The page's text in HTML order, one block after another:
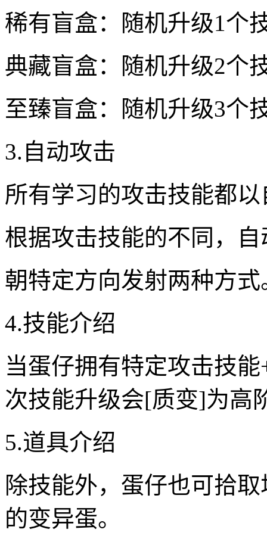
稀有盲盒：随机升级1个
典藏盲盒：随机升级2个
至臻盲盒：随机升级3个
3.自动攻击
所有学习的攻击技能都
根据攻击技能的不同，
朝特定方向发射两种方式
4.技能介绍
当蛋仔拥有特定攻击技
次技能升级会[质变]为高
5.道具介绍
除技能外，蛋仔也可拾
的变异蛋。